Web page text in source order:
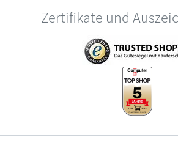
Zertifikate und